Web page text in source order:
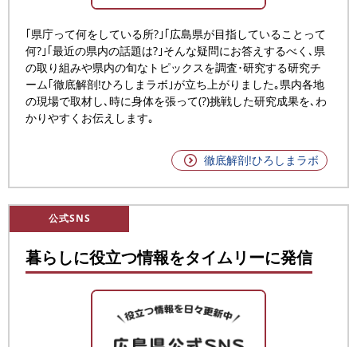
｢県庁って何をしている所?｣｢広島県が目指していることって
何?｣｢最近の県内の話題は?｣そんな疑問にお答えするべく､県
の取り組みや県内の旬なトピックスを調査･研究する研究チ
ーム｢徹底解剖!ひろしまラボ｣が立ち上がりました｡県内各地
の現場で取材し､時に身体を張って(?)挑戦した研究成果を､わ
かりやすくお伝えします｡
徹底解剖!ひろしまラボ
公式SNS
暮らしに役立つ情報をタイムリーに発信